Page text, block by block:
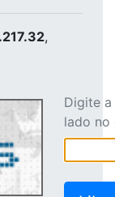
,
Digite
lado no